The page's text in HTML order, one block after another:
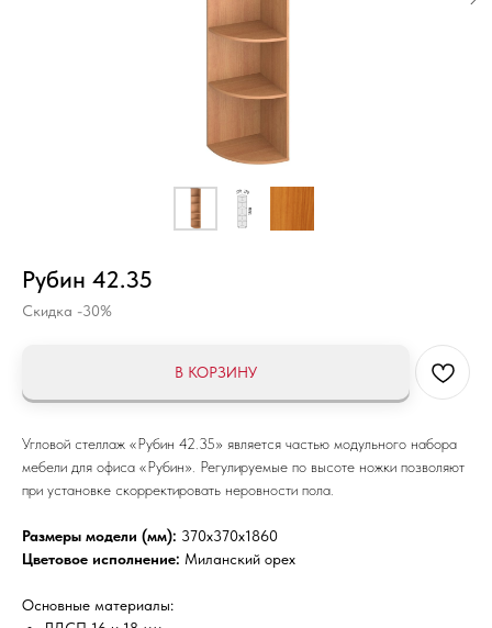
Рубин 42.35
Скидка -30%
В КОРЗИНУ
Угловой стеллаж «Рубин 42.35» является частью модульного набора
мебели для офиса «Рубин». Регулируемые по высоте ножки позволяют
при установке скорректировать неровности пола.
Размеры модели (мм): 370x370x1860
Цветовое исполнение: Миланский орех
Основные материалы: